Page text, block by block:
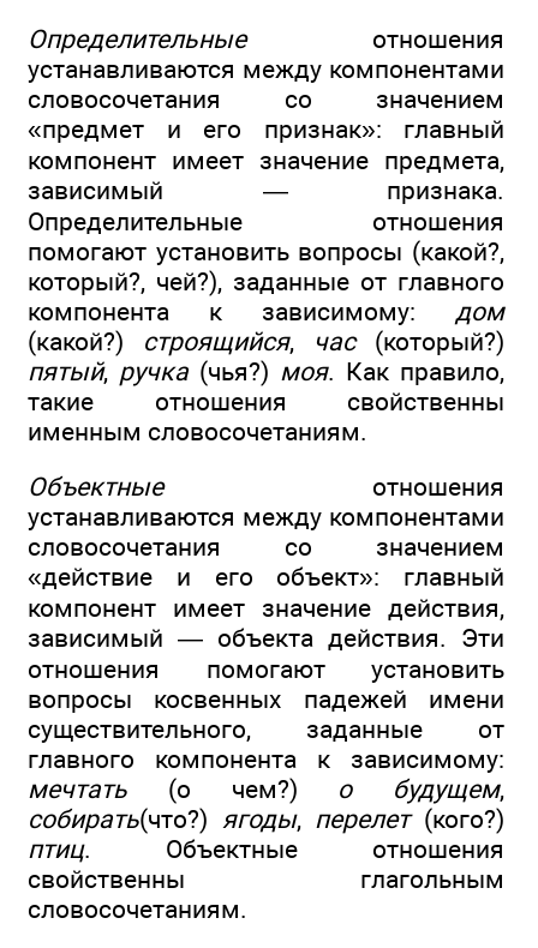
Определительныеотношения
устанавливаются между компонентами
словосочетания со значением
«предмет и его признак»: главный
компонент имеет значение предмета,
зависимый — признака.
Определительные отношения
помогают установить вопросы (какой?,
который?, чей?), заданные от главного
компонента к зависимому: дом
(какой?) строящийся, час(который?)
пятый, ручка (чья?) моя. Как правило,
такие отношения свойственны
именным словосочетаниям.
Объектныеотношения
устанавливаются между компонентами
словосочетания со значением
«действие и его объект»: главный
компонент имеет значение действия,
зависимый — объекта действия. Эти
отношения помогают установить
вопросы косвенных падежей имени
существительного, заданные от
главного компонента к зависимому:
мечтать (о чем?) о будущем,
собирать(что?) ягоды, перелет(кого?)
птиц. Объектные отношения
свойственны глагольным
словосочетаниям.